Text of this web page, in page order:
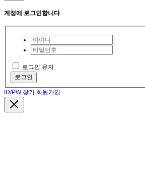
계정에 로그인합니다
로그인 유지
로그인
ID/PW 찾기 회원가입